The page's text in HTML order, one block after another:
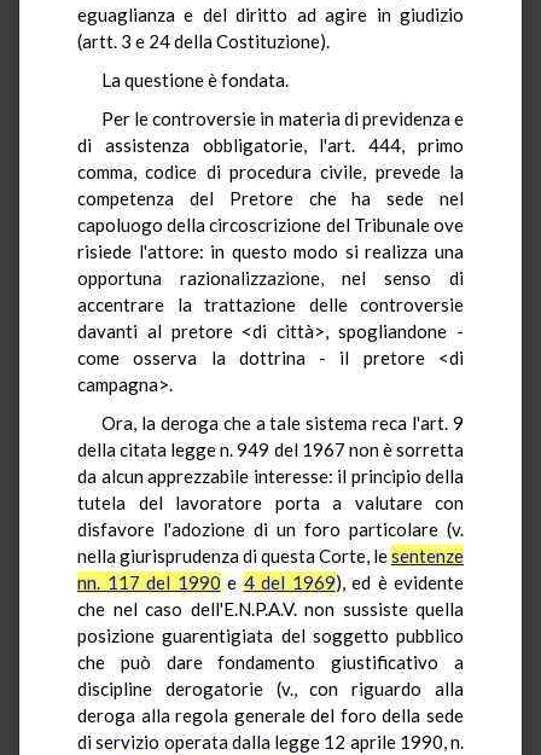
eguaglianza e del diritto ad agire in giudizio
(artt. 3 e 24 della Costituzione).
La questione è fondata.
Per le controversie in materia di previdenza e
di assistenza obbligatorie, l'art. 444, primo
comma, codice di procedura civile, prevede la
competenza del Pretore che ha sede nel
capoluogo della circoscrizione del Tribunale ove
risiede l'attore: in questo modo si realizza una
opportuna razionalizzazione, nel senso di
accentrare la trattazione delle controversie
davanti al pretore <di città>, spogliandone -
come osserva la dottrina - il pretore <di
campagna>.
Ora, la deroga che a tale sistema reca l'art. 9
della citata legge n. 949 del 1967 non è sorretta
da alcun apprezzabile interesse: il principio della
tutela del lavoratore porta a valutare con
disfavore l'adozione di un foro particolare (v.
nella giurisprudenza di questa Corte, lesentenze
nn. 117 del 1990 e 4 del 1969), ed è evidente
che nel caso dell'E.N.P.A.V. non sussiste quella
posizione guarentigiata del soggetto pubblico
che può dare fondamento giustificativo a
discipline derogatorie (v., con riguardo alla
deroga alla regola generale del foro della sede
di servizio operata dalla legge 12 aprile 1990, n.